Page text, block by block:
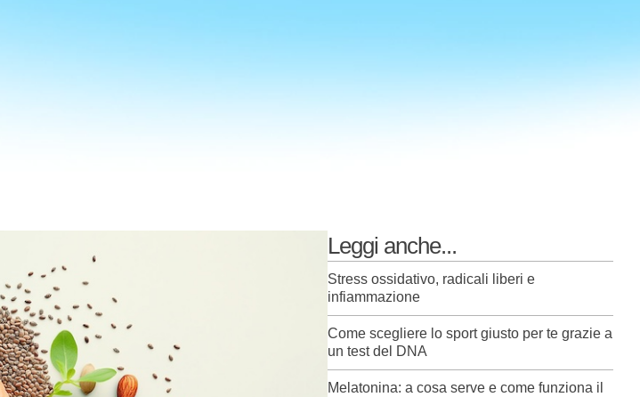
Leggi anche...
Stress ossidativo, radicali liberi e
infiammazione
Come scegliere lo sport giusto per te grazie a
un test del DNA
Melatonina: a cosa serve e come funziona il